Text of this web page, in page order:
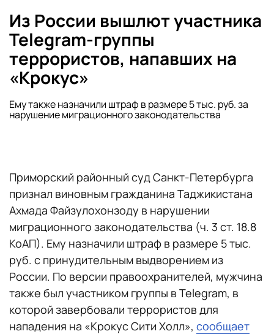
Из России вышлют участника
Telegram-группы
террористов, напавших на
«Крокус»
Ему также назначили штраф в размере 5 тыс. руб. за
нарушение миграционного законодательства
Приморский районный суд Санкт-Петербурга
признал виновным гражданина Таджикистана
Ахмада Файзулохонзоду в нарушении
миграционного законодательства (ч. 3 ст. 18.8
КоАП). Ему назначили штраф в размере 5 тыс.
руб. с принудительным выдворением из
России. По версии правоохранителей, мужчина
также был участником группы в Telegram, в
которой завербовали террористов для
нападения на «Крокус Сити Холл», сообщает